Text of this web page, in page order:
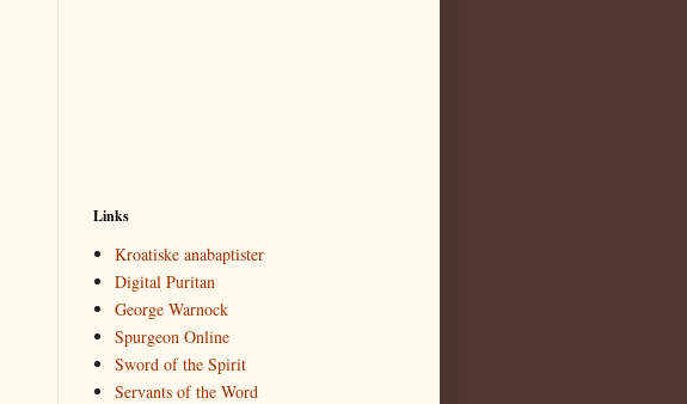
Links
Kroatiske anabaptister
Digital Puritan
George Warnock
Spurgeon Online
Sword of the Spirit
Servants of the Word